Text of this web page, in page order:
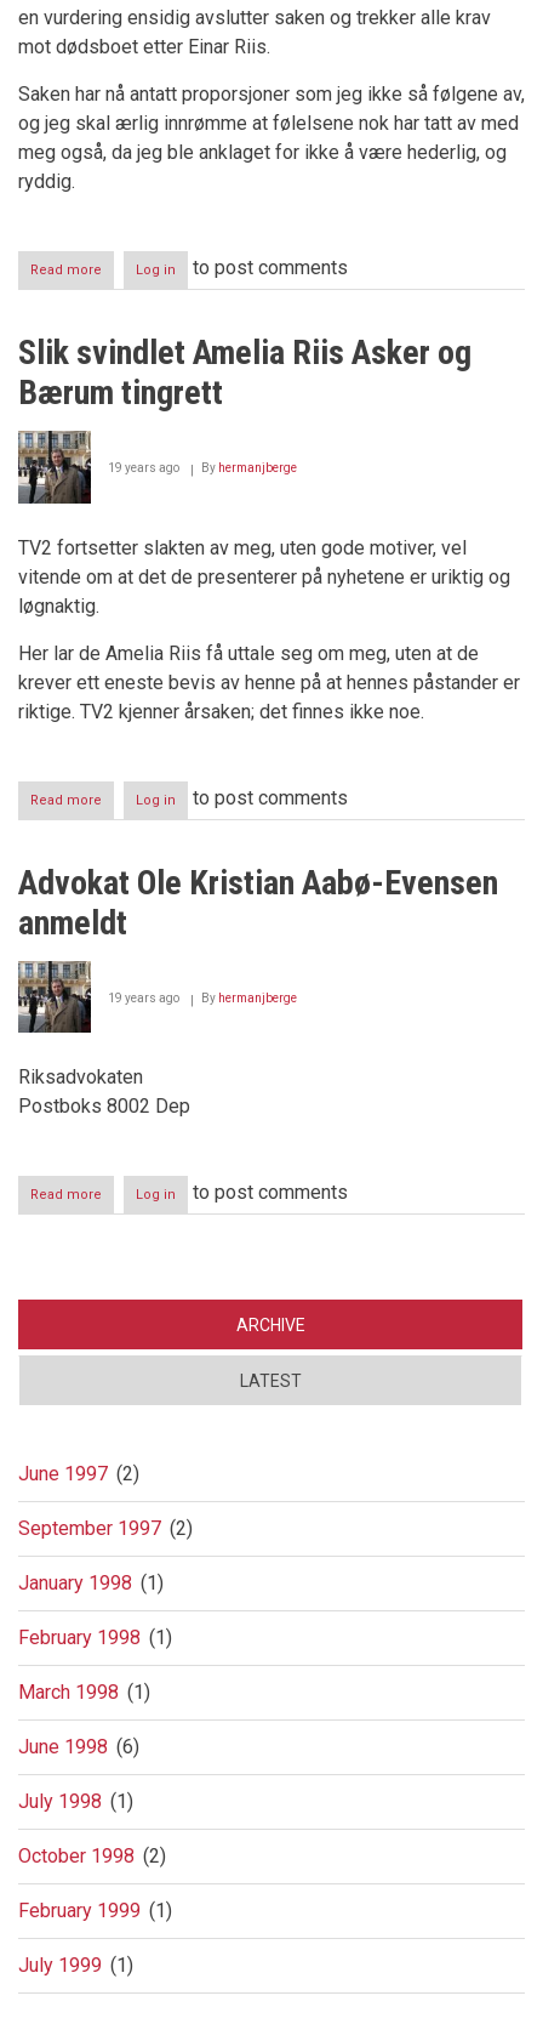
en vurdering ensidig avslutter saken og trekker alle krav
mot dødsboet etter Einar Riis.
Saken har nå antatt proporsjoner som jeg ikke så følgene av,
og jeg skal ærlig innrømme at følelsene nok har tatt av med
meg også, da jeg ble anklaget for ikke å være hederlig, og
ryddig.
Read more
Amelia
Berge
saken
Log in to post comments
Slik svindlet Amelia Riis Asker og
Bærum tingrett
19 years ago By hermanjberge
TV2 fortsetter slakten av meg, uten gode motiver, vel
vitende om at det de presenterer på nyhetene er uriktig og
løgnaktig.
Her lar de Amelia Riis få uttale seg om meg, uten at de
krever ett eneste bevis av henne på at hennes påstander er
riktige. TV2 kjenner årsaken; det finnes ikke noe.
Read more about
Slik
Riis
og
Log in to post comments
Advokat Ole Kristian Aabø-Evensen
anmeldt
19 years ago By hermanjberge
Riksadvokaten
Postboks 8002 Dep
Read more
Advokat
Evensen
Log in to post comments
ARCHIVE
LATEST
June 1997 (2)
September 1997 (2)
January 1998 (1)
February 1998 (1)
March 1998 (1)
June 1998 (6)
July 1998 (1)
October 1998 (2)
February 1999 (1)
July 1999 (1)